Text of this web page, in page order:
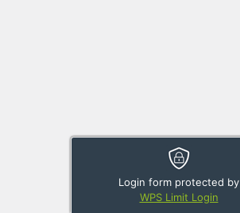
Login form protected by
WPS Limit Login